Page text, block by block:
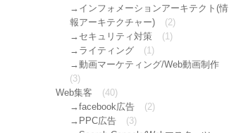
インフォメーションアーキテクト(情
報アーキテクチャー)
(2)
セキュリティ対策
(1)
ライティング
(1)
動画マーケティング/Web動画制作
(3)
Web集客
(40)
facebook広告
(2)
PPC広告
(3)